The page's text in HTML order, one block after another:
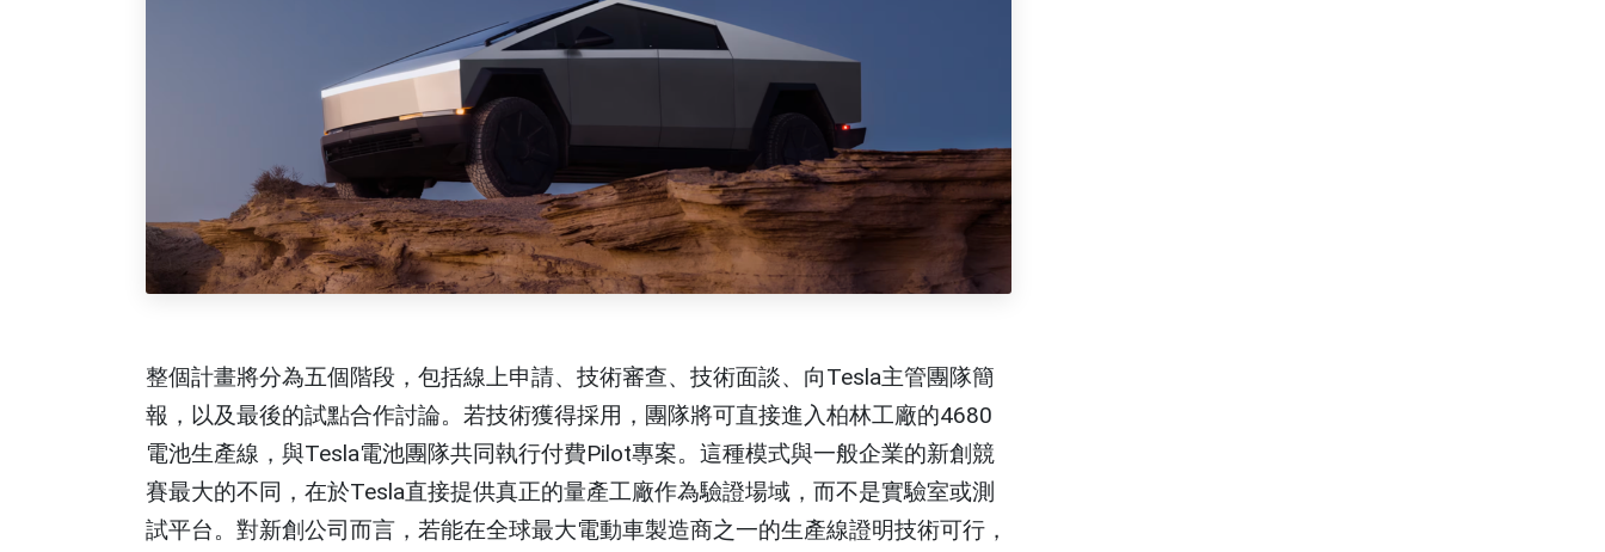
整個計畫將分為五個階段，包括線上申請、技術審查、技術面談、向Tesla主管團隊簡
報，以及最後的試點合作討論。若技術獲得採用，團隊將可直接進入柏林工廠的4680
電池生產線，與Tesla電池團隊共同執行付費Pilot專案。這種模式與一般企業的新創競
賽最大的不同，在於Tesla直接提供真正的量產工廠作為驗證場域，而不是實驗室或測
試平台。對新創公司而言，若能在全球最大電動車製造商之一的生產線證明技術可行，